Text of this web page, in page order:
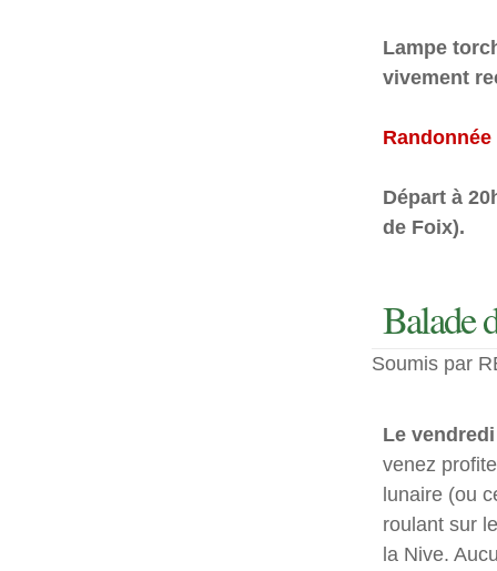
Lampe
vivement
Départ à
de Foix).
Balade
Soumis par
Le
venez
lunaire (ou
roulant sur
la Nive.